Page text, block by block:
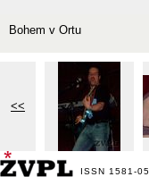
Bohem v Ortu
<<
ISSN 1581-